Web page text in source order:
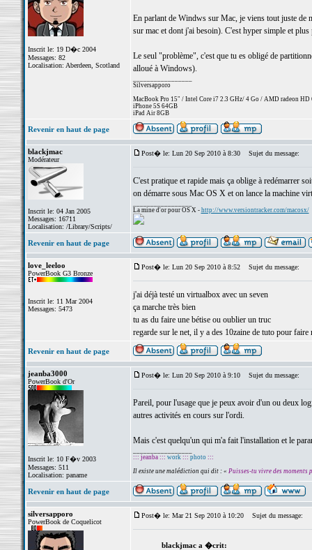
Inscrit le: 19 D�c 2004
Messages: 82
Localisation: Aberdeen, Scotland
En parlant de Windws sur Mac, je viens tout juste
sur mac et dont j'ai besoin). C'est hyper simple et
Le seul "problème", c'est que tu es obligé de
alloué à Windows).
Silversapporo
MacBook Pro 15" / Intel Core i7 2.3 GHz/ 4 Go / AMD radeon
iPhone 5S 64GB
iPad Air 8GB
Revenir en haut de page
blackjmac
Modérateur
Inscrit le: 04 Jan 2005
Messages: 16711
Localisation: /Library/Scripts/
Post� le: Lun 20 Sep 2010 à 8:30 Sujet du message:
C'est pratique et rapide mais ça oblige à redémarrer
on démarre sous Mac OS X et on lance la machine
La mine d'or pour OS X - http://www.versiontracker.com/macosx/
Revenir en haut de page
love_leeloo
PowerBook G3 Bronze
Inscrit le: 11 Mar 2004
Messages: 5473
Post� le: Lun 20 Sep 2010 à 8:52 Sujet du message:
j'ai déjà testé un virtualbox avec un seven
ça marche très bien
tu as du faire une bétise ou oublier un truc
regarde sur le net, il y a des 10zaine de tuto pour faire
Revenir en haut de page
jeanba3000
PowerBook d'Or
Inscrit le: 10 F�v 2003
Messages: 511
Localisation: paname
Post� le: Lun 20 Sep 2010 à 9:10 Sujet du message:
Pareil, pour l'usage que je peux avoir d'un ou deux
autres activités en cours sur l'ordi.
Mais c'est quelqu'un qui m'a fait l'installation et le
::: jeanba ::: work::: photo:::
Il existe une malédiction qui dit : « Puisses-tu vivre des moments
Revenir en haut de page
silversapporo
PowerBook de Coquelicot
Post� le: Mar 21 Sep 2010 à 10:20 Sujet du message:
blackjmac a �crit: